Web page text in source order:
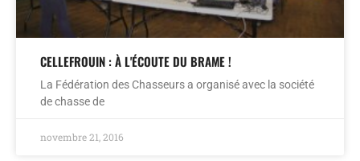
CELLEFROUIN : À L'ÉCOUTE DU BRAME !
La Fédération des Chasseurs a organisé avec la société
de chasse de
novembre 21, 2016